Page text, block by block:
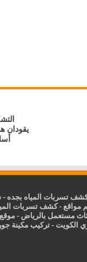
يقودان
تسربات المياه بجده -
مواقع -كشف تسربات
مستعمل بالرياض -
الكويت -تركيب مكينة